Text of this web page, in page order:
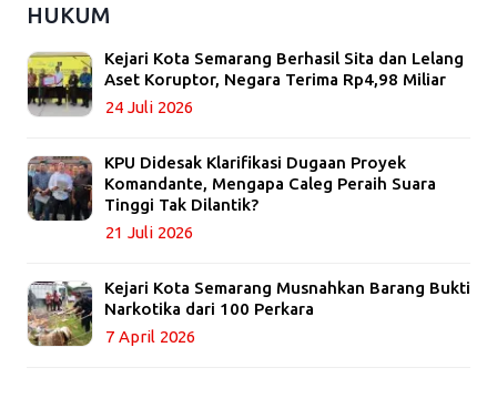
HUKUM
Kejari Kota Semarang Berhasil Sita dan Lelang
Aset Koruptor, Negara Terima Rp4,98 Miliar
24 Juli 2026
KPU Didesak Klarifikasi Dugaan Proyek
Komandante, Mengapa Caleg Peraih Suara
Tinggi Tak Dilantik?
21 Juli 2026
Kejari Kota Semarang Musnahkan Barang Bukti
Narkotika dari 100 Perkara
7 April 2026